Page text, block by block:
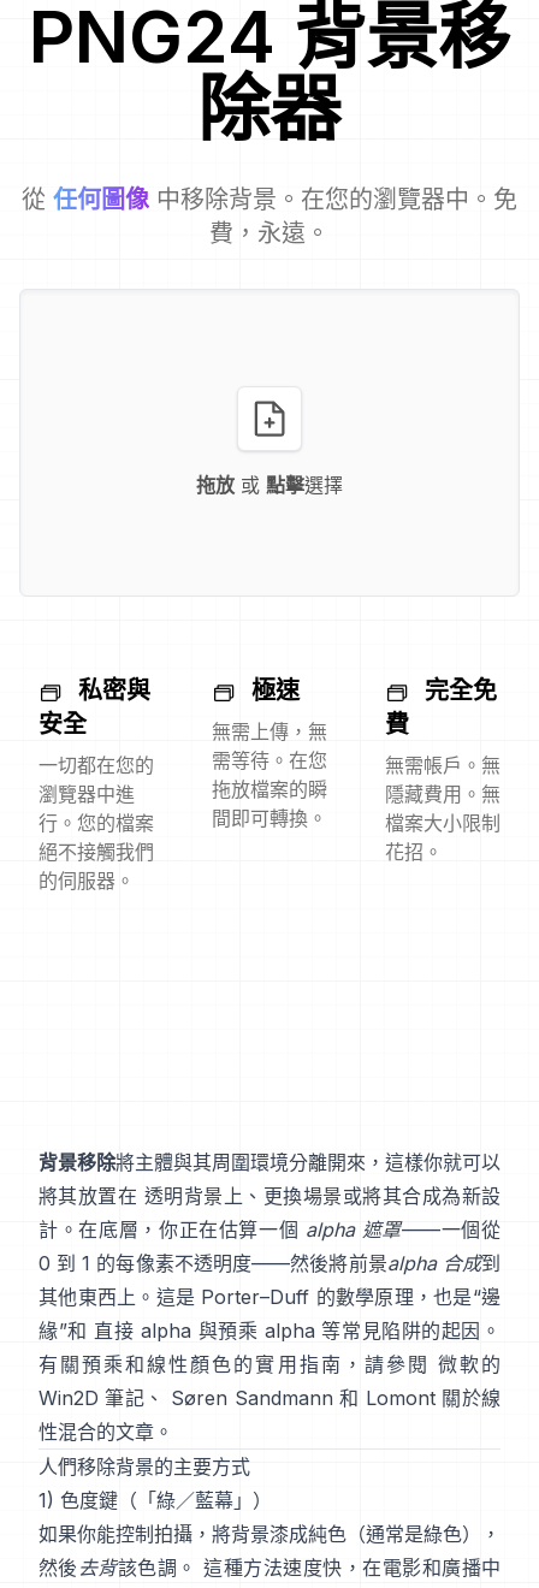
PNG24 背景移
除器
從 任何圖像 中移除背景。在您的瀏覽器中。免
費，永遠。
拖放 或 點擊選擇
私密與
安全
一切都在您的
瀏覽器中進
行。您的檔案
絕不接觸我們
的伺服器。
極速
無需上傳，無
需等待。在您
拖放檔案的瞬
間即可轉換。
完全免
費
無需帳戶。無
隱藏費用。無
檔案大小限制
花招。
背景移除將主體與其周圍環境分離開來，這樣你就可以
將其放置在 透明背景上、更換場景或將其合成為新設
計。在底層，你正在估算一個 alpha 遮罩——一個從
0 到 1 的每像素不透明度——然後將前景alpha 合成到
其他東西上。這是 Porter–Duff 的數學原理，也是“邊
緣”和 直接 alpha 與預乘 alpha 等常見陷阱的起因。
有關預乘和線性顏色的實用指南，請參閱 微軟的
Win2D 筆記 、 Søren Sandmann 和 Lomont 關於線
性混合的文章 。
人們移除背景的主要方式
1) 色度鍵（「綠／藍幕」）
如果你能控制拍攝，將背景漆成純色（通常是綠色），
然後 去背該色調。 這種方法速度快，在電影和廣播中